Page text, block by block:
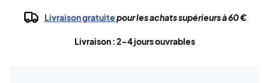
Livraison gratuitepour les achats supérieurs à 60 €
Livraison : 2-4 jours ouvrables